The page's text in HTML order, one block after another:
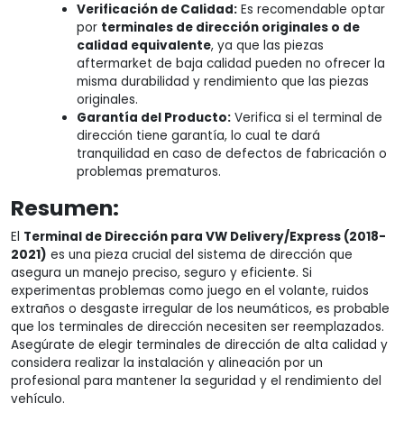
Verificación de Calidad:Es recomendable optar
por terminales de dirección originales o de
calidad equivalente, ya que las piezas
aftermarket de baja calidad pueden no ofrecer la
misma durabilidad y rendimiento que las piezas
originales.
Garantía del Producto:Verifica si el terminal de
dirección tiene garantía, lo cual te dará
tranquilidad en caso de defectos de fabricación o
problemas prematuros.
Resumen:
El Terminal de Dirección para VW Delivery/Express (2018-
2021) es una pieza crucial del sistema de dirección que
asegura un manejo preciso, seguro y eficiente. Si
experimentas problemas como juego en el volante, ruidos
extraños o desgaste irregular de los neumáticos, es probable
que los terminales de dirección necesiten ser reemplazados.
Asegúrate de elegir terminales de dirección de alta calidad y
considera realizar la instalación y alineación por un
profesional para mantener la seguridad y el rendimiento del
vehículo.